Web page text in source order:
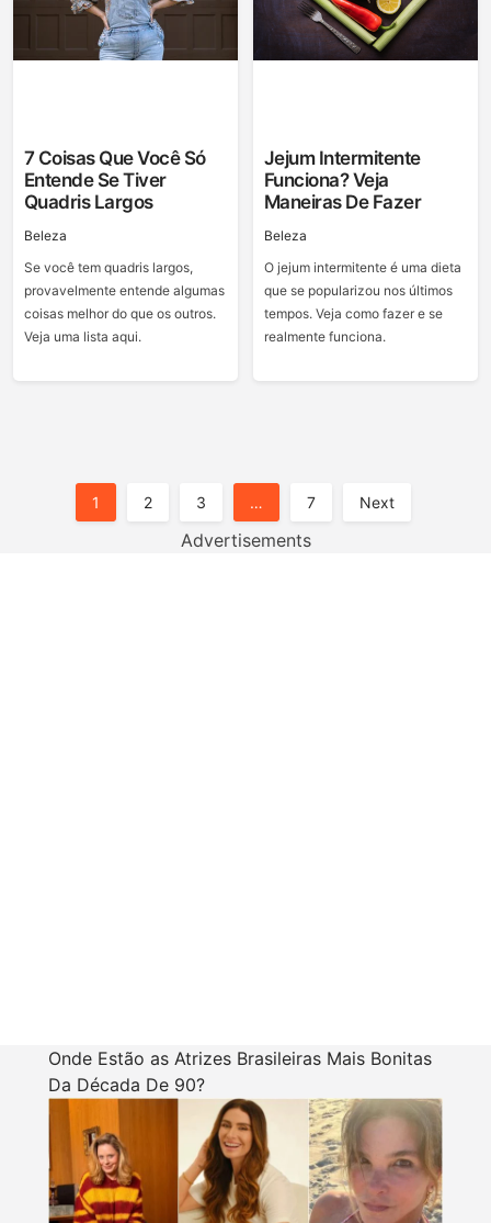
7 Coisas Que Você Só
Entende Se Tiver
Quadris Largos
Beleza
Se você tem quadris largos,
provavelmente entende algumas
coisas melhor do que os outros.
Veja uma lista aqui.
Jejum Intermitente
Funciona? Veja
Maneiras De Fazer
Beleza
O jejum intermitente é uma dieta
que se popularizou nos últimos
tempos. Veja como fazer e se
realmente funciona.
Posts1 2 3 … 7 Next
Advertisements
Onde Estão as Atrizes Brasileiras Mais Bonitas
Da Década De 90?